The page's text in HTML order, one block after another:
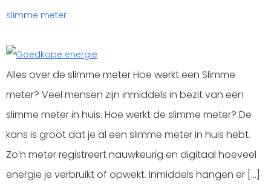
slimme meter
Alles over de slimme meter Hoe werkt een Slimme
meter? Veel mensen zijn inmiddels in bezit van een
slimme meter in huis. Hoe werkt de slimme meter? De
kans is groot dat je al een slimme meter in huis hebt.
Zo’n meter registreert nauwkeurig en digitaal hoeveel
energie je verbruikt of opwekt. Inmiddels hangen er […]